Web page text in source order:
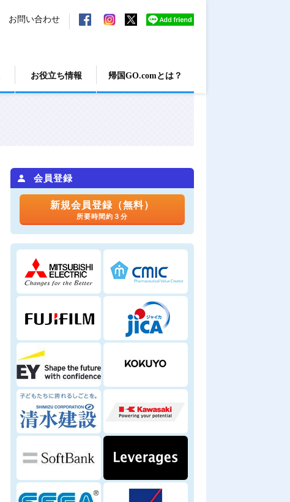
お役立ち情報 帰国GO.comとは？
お問い合わせ
会員登録
新規会員登録（無料）
所要時間約３分